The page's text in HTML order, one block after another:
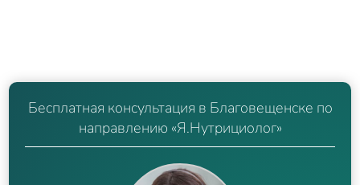
Бесплатная консультация в Благовещенске по
направлению «Я.Нутрициолог»